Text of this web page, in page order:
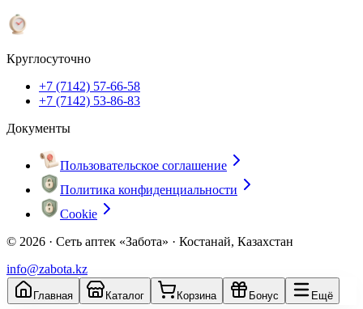
Круглосуточно
+7 (7142) 57-66-58
+7 (7142) 53-86-83
Документы
Пользовательское соглашение
Политика конфиденциальности
Cookie
© 2026 · Сеть аптек «Забота» · Костанай, Казахстан
info@zabota.kz
Главная Каталог Корзина Бонус Ещё